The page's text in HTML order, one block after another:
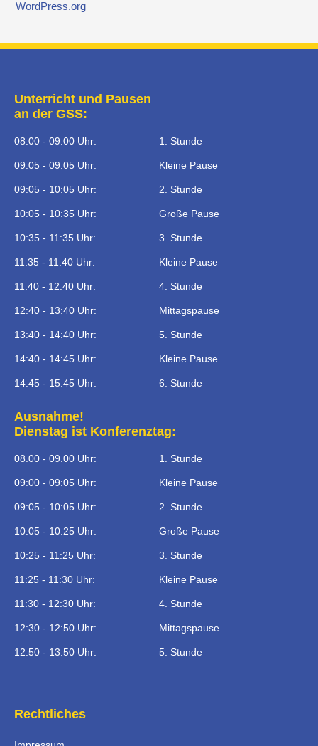
WordPress.org
Unterricht und Pausen
an der GSS:
08.00 - 09.00 Uhr: 1. Stunde
09:05 - 09:05 Uhr: Kleine Pause
09:05 - 10:05 Uhr: 2. Stunde
10:05 - 10:35 Uhr: Große Pause
10:35 - 11:35 Uhr: 3. Stunde
11:35 - 11:40 Uhr: Kleine Pause
11:40 - 12:40 Uhr: 4. Stunde
12:40 - 13:40 Uhr: Mittagspause
13:40 - 14:40 Uhr: 5. Stunde
14:40 - 14:45 Uhr: Kleine Pause
14:45 - 15:45 Uhr: 6. Stunde
Ausnahme!
Dienstag ist Konferenztag:
08.00 - 09.00 Uhr: 1. Stunde
09:00 - 09:05 Uhr: Kleine Pause
09:05 - 10:05 Uhr: 2. Stunde
10:05 - 10:25 Uhr: Große Pause
10:25 - 11:25 Uhr: 3. Stunde
11:25 - 11:30 Uhr: Kleine Pause
11:30 - 12:30 Uhr: 4. Stunde
12:30 - 12:50 Uhr: Mittagspause
12:50 - 13:50 Uhr: 5. Stunde
Rechtliches